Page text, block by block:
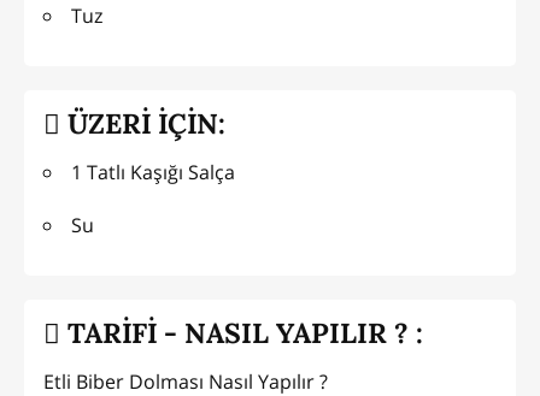
Tuz
ÜZERİ İÇİN:
1 Tatlı Kaşığı Salça
Su
TARİFİ - NASIL YAPILIR ? :
Etli Biber Dolması Nasıl Yapılır ?